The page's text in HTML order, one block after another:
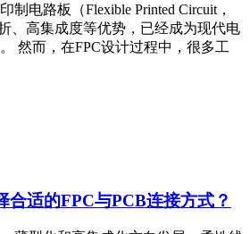
制电路板（Flexible Printed Circuit，
、高集成度等优势，已经成为现代电
然而，在FPC设计过程中，很多工
合适的FPC与PCB连接方式？